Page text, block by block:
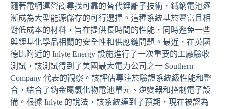
隨著電網運營商尋找可靠的替代鋰離子技術，鐵鈉電池逐
漸成為大型能源儲存的可行選擇。這種系統基於豐富且相
對低成本的材料，旨在提供長時間的性能，同時避免一些
與鋰基化學品相關的安全性和供應鏈問題。最近，在英國
德比附近的 Inlyte Energy 設施進行了一次重要的工廠驗收
測試，該測試得到了美國最大電力公司之一 Southern
Company 代表的觀察。該評估專注於驗證系統級性能和整
合，結合了鈉金屬氯化物電池單元、逆變器和控制電子設
備。根據 Inlyte 的說法，該系統達到了預期，現在被認為